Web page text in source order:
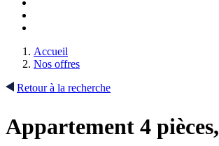
Accueil
Nos offres
Retour à la recherche
Appartement 4 pièces,